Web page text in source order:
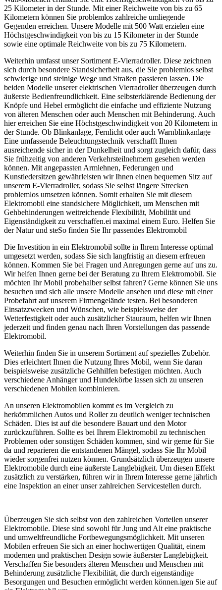
25 Kilometer in der Stunde. Mit einer Reichweite von bis zu 65
Kilometern können Sie problemlos zahlreiche umliegende
Gegenden erreichen. Unsere Modelle mit 500 Watt erzielen eine
Höchstgeschwindigkeit von bis zu 15 Kilometer in der Stunde
sowie eine optimale Reichweite von bis zu 75 Kilometern.
Weiterhin umfasst unser Sortiment E-Vierradroller. Diese zeichnen
sich durch besondere Standsicherheit aus, die Sie problemlos selbst
schwierige und steinige Wege und Straßen passieren lassen. Die
beiden Modelle unserer elektrischen Vierradroller überzeugen durch
äußerste Bedienfreundlichkeit. Eine selbsterklärende Bedienung der
Knöpfe und Hebel ermöglicht die einfache und effiziente Nutzung
von älteren Menschen oder auch Menschen mit Behinderung. Auch
hier erreichen Sie eine Höchstgeschwindigkeit von 20 Kilometern in
der Stunde. Ob Blinkanlage, Fernlicht oder auch Warnblinkanlage –
Eine umfassende Beleuchtungstechnik verschafft Ihnen
ausreichende sicher in der Dunkelheit und sorgt zugleich dafür, dass
Sie frühzeitig von anderen Verkehrsteilnehmern gesehen werden
können. Mit angepassten Armlehnen, Federungen und
Kunstledersitzen gewährleisten wir Ihnen einen bequemen Sitz auf
unserem E-Vierradroller, sodass Sie selbst längere Strecken
problemlos umsetzen können. Somit erhalten Sie mit diesem
Elektromobil eine standsichere Möglichkeit, um Menschen mit
Gehbehinderungen weitreichende Flexibilität, Mobilität und
Eigenständigkeit zu verschaffen.ei maximal einem Euro. Helfen Sie
der Natur und steSo finden Sie Ihr passendes Elektromobil
Die Investition in ein Elektromobil sollte in Ihrem Interesse optimal
umgesetzt werden, sodass Sie sich langfristig an diesem erfreuen
können. Kommen Sie bei Fragen und Anregungen gerne auf uns zu.
Wir helfen Ihnen gerne bei der Beratung zu Ihrem Elektromobil. Sie
möchten Ihr Mobil probehalber selbst fahren? Gerne können Sie uns
besuchen und sich alle unsere Modelle ansehen und diese mit einer
Probefahrt auf unserem Firmengelände testen. Bei besonderen
Einsatzzwecken und Wünschen, wie beispielsweise der
Wetterfestigkeit oder auch zusätzlicher Stauraum, helfen wir Ihnen
jederzeit und finden genau nach Ihren Vorstellungen das passende
Elektromobil.
Weiterhin finden Sie in unserem Sortiment auf spezielles Zubehör.
Dies erleichtert Ihnen die Nutzung Ihres Mobil, wenn Sie daran
beispielsweise zusätzliche Gehhilfen befestigen möchten. Auch
verschiedene Anhänger und Hundekörbe lassen sich zu unseren
verschiedenen Mobilen kombinieren.
An unseren Elektromobilen kommt es im Vergleich zu
herkömmlichen Autos und Roller zu deutlich weniger technischen
Schäden. Dies ist auf die besondere Bauart und den Motor
zurückzuführen. Sollte es bei Ihrem Elektromobil zu technischen
Problemen oder sonstigen Schäden kommen, sind wir gerne für Sie
da und reparieren die entstandenen Mängel, sodass Sie Ihr Mobil
wieder sorgenfrei nutzen können. Grundsätzlich überzeugen unsere
Elektromobile durch eine äußerste Langlebigkeit. Um diesen Effekt
zusätzlich zu verstärken, führen wir in Ihrem Interesse gerne jährlich
eine Inspektion an einer unser zahlreichen Servicestellen durch.
Überzeugen Sie sich selbst von den zahlreichen Vorteilen unserer
Elektromobile. Diese sind sowohl für Jung und Alt eine praktische
und umweltfreundliche Fortbewegungsmöglichkeit. Mit unseren
Mobilen erfreuen Sie sich an einer hochwertigen Qualität, einem
modernen und praktischen Design sowie äußerster Langlebigkeit.
Verschaffen Sie besonders älteren Menschen und Menschen mit
Behinderung zusätzliche Flexibilität, die durch eigenständige
Besorgungen und Besuchen ermöglicht werden können.igen Sie auf